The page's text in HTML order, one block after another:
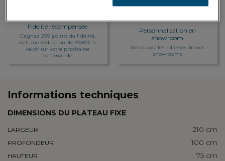
Fidelité récompensée
Gagnez 299 points de fidélité,
soit une réduction de 59,80€ à
valoir sur votre prochaine
commande
Personnalisation en
showroom
Retrouvez les adresses de nos
showrooms
Informations techniques
DIMENSIONS DU PLATEAU FIXE
LARGEUR 210 cm
PROFONDEUR 100 cm
HAUTEUR 75 cm